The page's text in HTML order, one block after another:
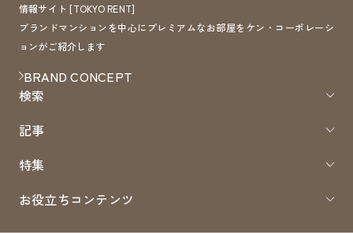
情報サイト [TOKYO RENT]
ブランドマンションを中心にプレミアムなお部屋をケン・コーポレーシ
ョンがご紹介します
BRAND CONCEPT
検索
記事
特集
お役立ちコンテンツ